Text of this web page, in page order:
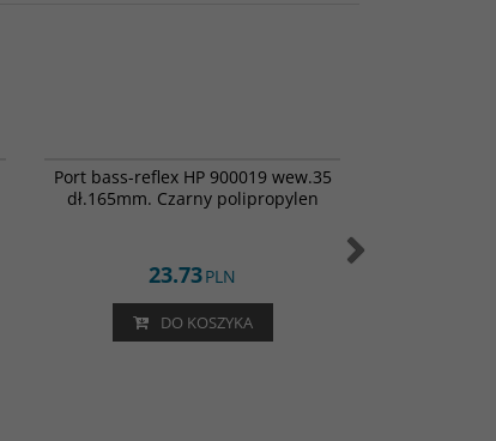
Port bass-reflex HP 900019 wew.35
dł.165mm. Czarny polipropylen
23.73PLN
DO KOSZYKA